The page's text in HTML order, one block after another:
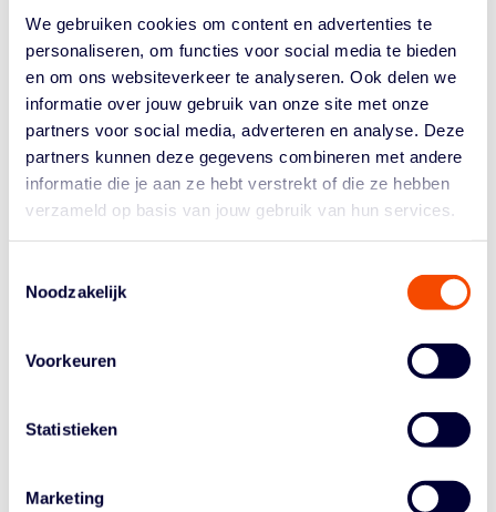
We gebruiken cookies om content en advertenties te
personaliseren, om functies voor social media te bieden
en om ons websiteverkeer te analyseren. Ook delen we
informatie over jouw gebruik van onze site met onze
partners voor social media, adverteren en analyse. Deze
partners kunnen deze gegevens combineren met andere
informatie die je aan ze hebt verstrekt of die ze hebben
verzameld op basis van jouw gebruik van hun services.
Noodzakelijk
Voorkeuren
Statistieken
Marketing
hebben gestaan. Had het team die wedstrijd gewonnen,
dan had het Letland ontlopen in de halve finale.
POLEN OPPERMACHTIG BIJ VROUWEN
De vrouwen verloren dik van Polen: 12-20. De Poolse
ploeg was in staat Noortje Driessen te neutraliseren, die
in de poulefase hét scorende wapen was voor
Nederland. Driessen en ploeggenoten Julia Jorritsma,
Loyce Bettonvil en Janis Boonstra misten alle 16 van
voor de Orange Lions.
aan de vrije worplijn, wat tekenend is voor de dag die
Nederland had. De vrouwen hebben nog twee kansen
regerend Europees Kampioen hebben ze een plaatsje